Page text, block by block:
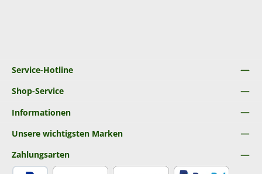
Service-Hotline
Shop-Service
Informationen
Unsere wichtigsten Marken
Zahlungsarten